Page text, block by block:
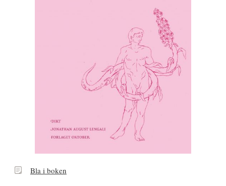
BlaBla i boken